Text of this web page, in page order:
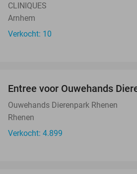
CLINIQUES
Arnhem
Verkocht: 10
Entree voor Ouwehands
Ouwehands Dierenpark Rhenen
Rhenen
Verkocht: 4.899